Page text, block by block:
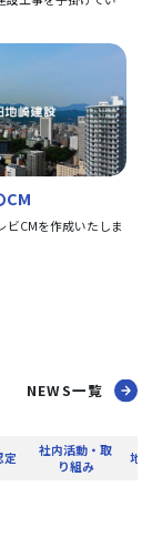
CM
ビCMを作成いたしま
NEWS一覧
定
社内活動・取
り組み
地